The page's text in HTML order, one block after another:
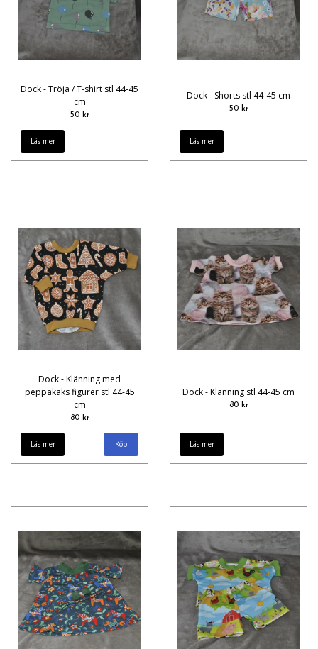
Dock - Tröja / T-shirt stl 44-45
cm
50 kr
Läs mer
Dock - Shorts stl 44-45 cm
50 kr
Läs mer
Dock - Klänning med
peppakaks figurer stl 44-45
cm
80 kr
Läs mer
Dock - Klänning stl 44-45 cm
80 kr
Läs mer